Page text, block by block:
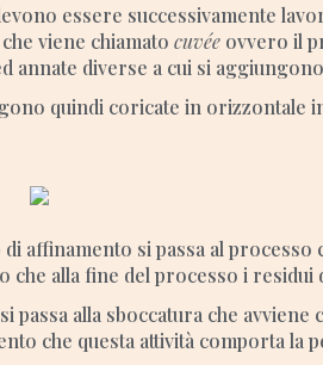
essere successivamente
viene chiamato cuvée ovvero il
annate diverse a cui si
quindi coricate in orizzontale
affinamento si passa al processo
che alla fine del processo i residui
passa alla sboccatura che
che questa attività comporta la